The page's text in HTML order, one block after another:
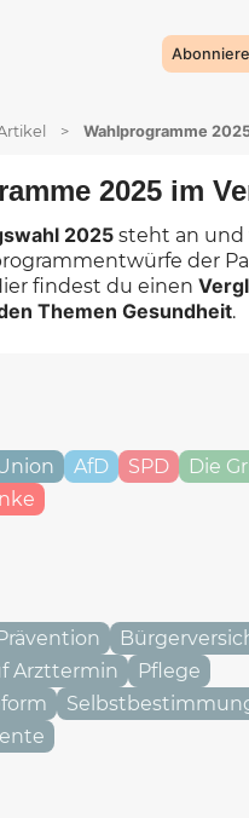
> Wahlprogramme
2025 im
2025 steht an und
der
findest du einen
Themen Gesundheit.
AfD SPD
Die
Arzttermin
Pflege